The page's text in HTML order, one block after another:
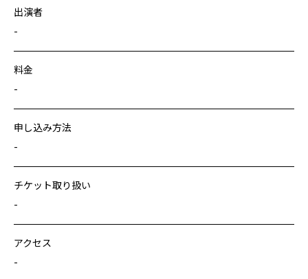
出演者
-
料金
-
申し込み方法
-
チケット取り扱い
-
アクセス
-